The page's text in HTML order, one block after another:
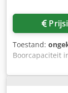
Toestand:
Boorcapaciteit
4 Credjzb
Voeding: 4 m/
ruimte: ca.